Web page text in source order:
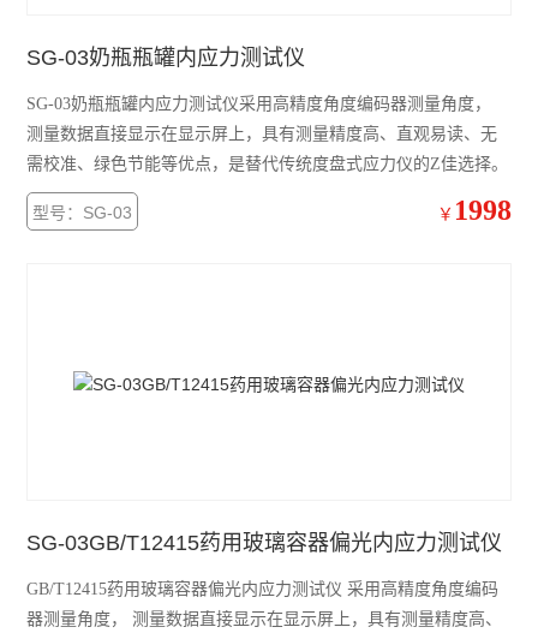
SG-03奶瓶瓶罐内应力测试仪
SG-03奶瓶瓶罐内应力测试仪采用高精度角度编码器测量角度，
测量数据直接显示在显示屏上，具有测量精度高、直观易读、无
需校准、绿色节能等优点，是替代传统度盘式应力仪的Z佳选择。
型号：SG-03 ￥ 1998
SG-03GB/T12415药用玻璃容器偏光内应力测试仪
GB/T12415药用玻璃容器偏光内应力测试仪 采用高精度角度编码
器测量角度， 测量数据直接显示在显示屏上，具有测量精度高、